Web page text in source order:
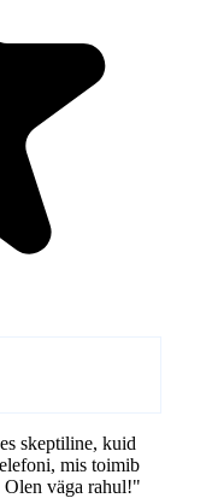
skeptiline, kuid
mis toimib
Olen väga rahul!"